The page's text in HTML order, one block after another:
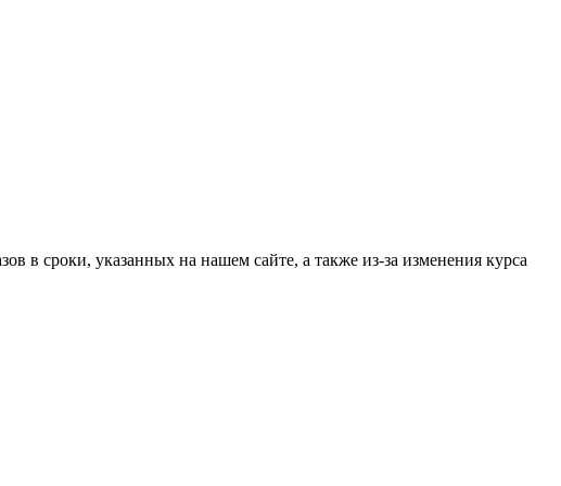
в сроки, указанных на нашем сайте, а также из-за изменения курса